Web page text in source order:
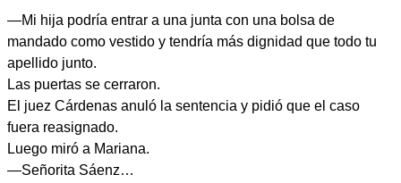
—Mi hija podría entrar a una junta con una bolsa de
mandado como vestido y tendría más dignidad que todo tu
apellido junto.
Las puertas se cerraron.
El juez Cárdenas anuló la sentencia y pidió que el caso
fuera reasignado.
Luego miró a Mariana.
—Señorita Sáenz…